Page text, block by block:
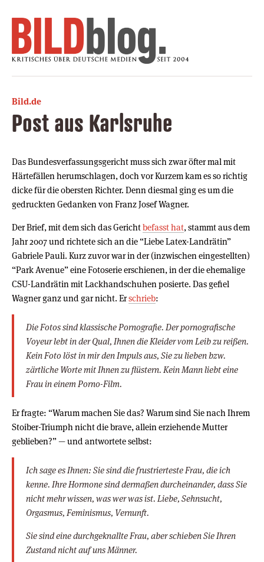
Bild.de
Post aus Karlsruhe
Das Bundesverfassungsgericht muss sich zwar öfter mal mit
Härtefällen herumschlagen, doch vor Kurzem kam es so richtig
dicke für die obersten Richter. Denn diesmal ging es um die
gedruckten Gedanken von Franz Josef Wagner.
Der Brief, mit dem sich das Gerichtbefasst hat, stammt aus dem
Jahr 2007 und richtete sich an die “Liebe Latex-Landrätin”
Gabriele Pauli. Kurz zuvor war in der (inzwischen eingestellten)
“Park Avenue” eine Fotoserie erschienen, in der die ehemalige
CSU-Landrätin mit Lackhandschuhen posierte. Das gefiel
Wagner ganz und gar nicht. Erschrieb:
Die Fotos sind klassische Pornografie. Der pornografische
Voyeur lebt in der Qual, Ihnen die Kleider vom Leib zu reißen.
Kein Foto löst in mir den Impuls aus, Sie zu lieben bzw.
zärtliche Worte mit Ihnen zu flüstern. Kein Mann liebt eine
Frau in einem Porno-Film.
Er fragte: “Warum machen Sie das? Warum sind Sie nach Ihrem
Stoiber-Triumph nicht die brave, allein erziehende Mutter
geblieben?” — und antwortete selbst:
Ich sage es Ihnen: Sie sind die frustrierteste Frau, die ich
kenne. Ihre Hormone sind dermaßen durcheinander, dass Sie
nicht mehr wissen, was wer was ist. Liebe, Sehnsucht,
Orgasmus, Feminismus, Vernunft.
Sie sind eine durchgeknallte Frau, aber schieben Sie Ihren
Zustand nicht auf uns Männer.